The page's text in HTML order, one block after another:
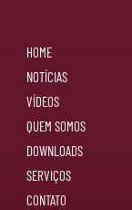
HOME
NOTÍCIAS
VÍDEOS
QUEM SOMOS
DOWNLOADS
SERVIÇOS
CONTATO